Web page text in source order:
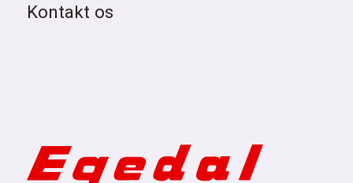
Kontakt os